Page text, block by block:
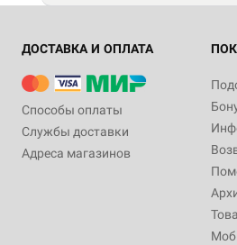
ДОСТАВКА И ОПЛАТА
Способы оплаты
Службы доставки
Адреса магазинов